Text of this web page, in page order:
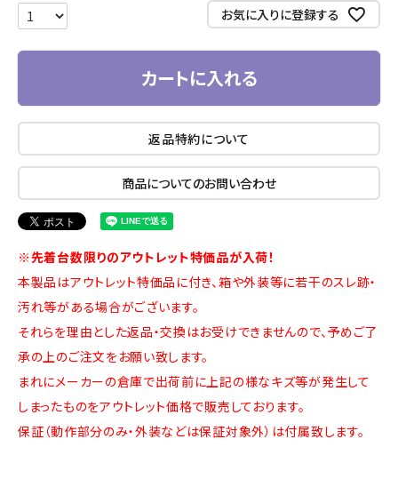
お気に入りに登録する
カートに入れる
返品特約について
商品についてのお問い合わせ
※先着台数限りのアウトレット特価品が入荷！
本製品はアウトレット特価品に付き、箱や外装等に若干のスレ跡・
汚れ等がある場合がございます。
それらを理由とした返品・交換はお受けできませんので、予めご了
承の上のご注文をお願い致します。
まれにメーカーの倉庫で出荷前に上記の様なキズ等が発生して
しまったものをアウトレット価格で販売しております。
保証（動作部分のみ・外装などは保証対象外）は付属致します。